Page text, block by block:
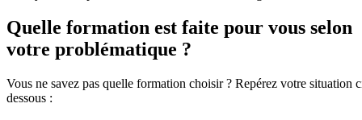
Quelle formation est faite pour vous selon
votre problématique ?
Vous ne savez pas quelle formation choisir ? Repérez votre situation
dessous :